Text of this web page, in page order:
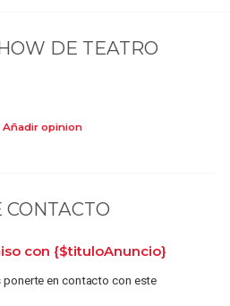
DE TEATRO
Añadir opinion
con {$tituloAnuncio}
ponerte en contacto con este